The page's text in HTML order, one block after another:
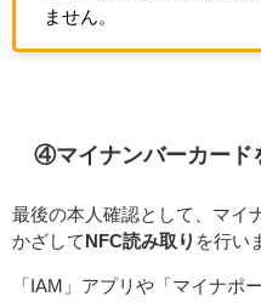
ません。
④マイナンバーカード
最後の本人確認として、マイ
かざして NFC読み取り を行い
「IAM」アプリや「マイナポ